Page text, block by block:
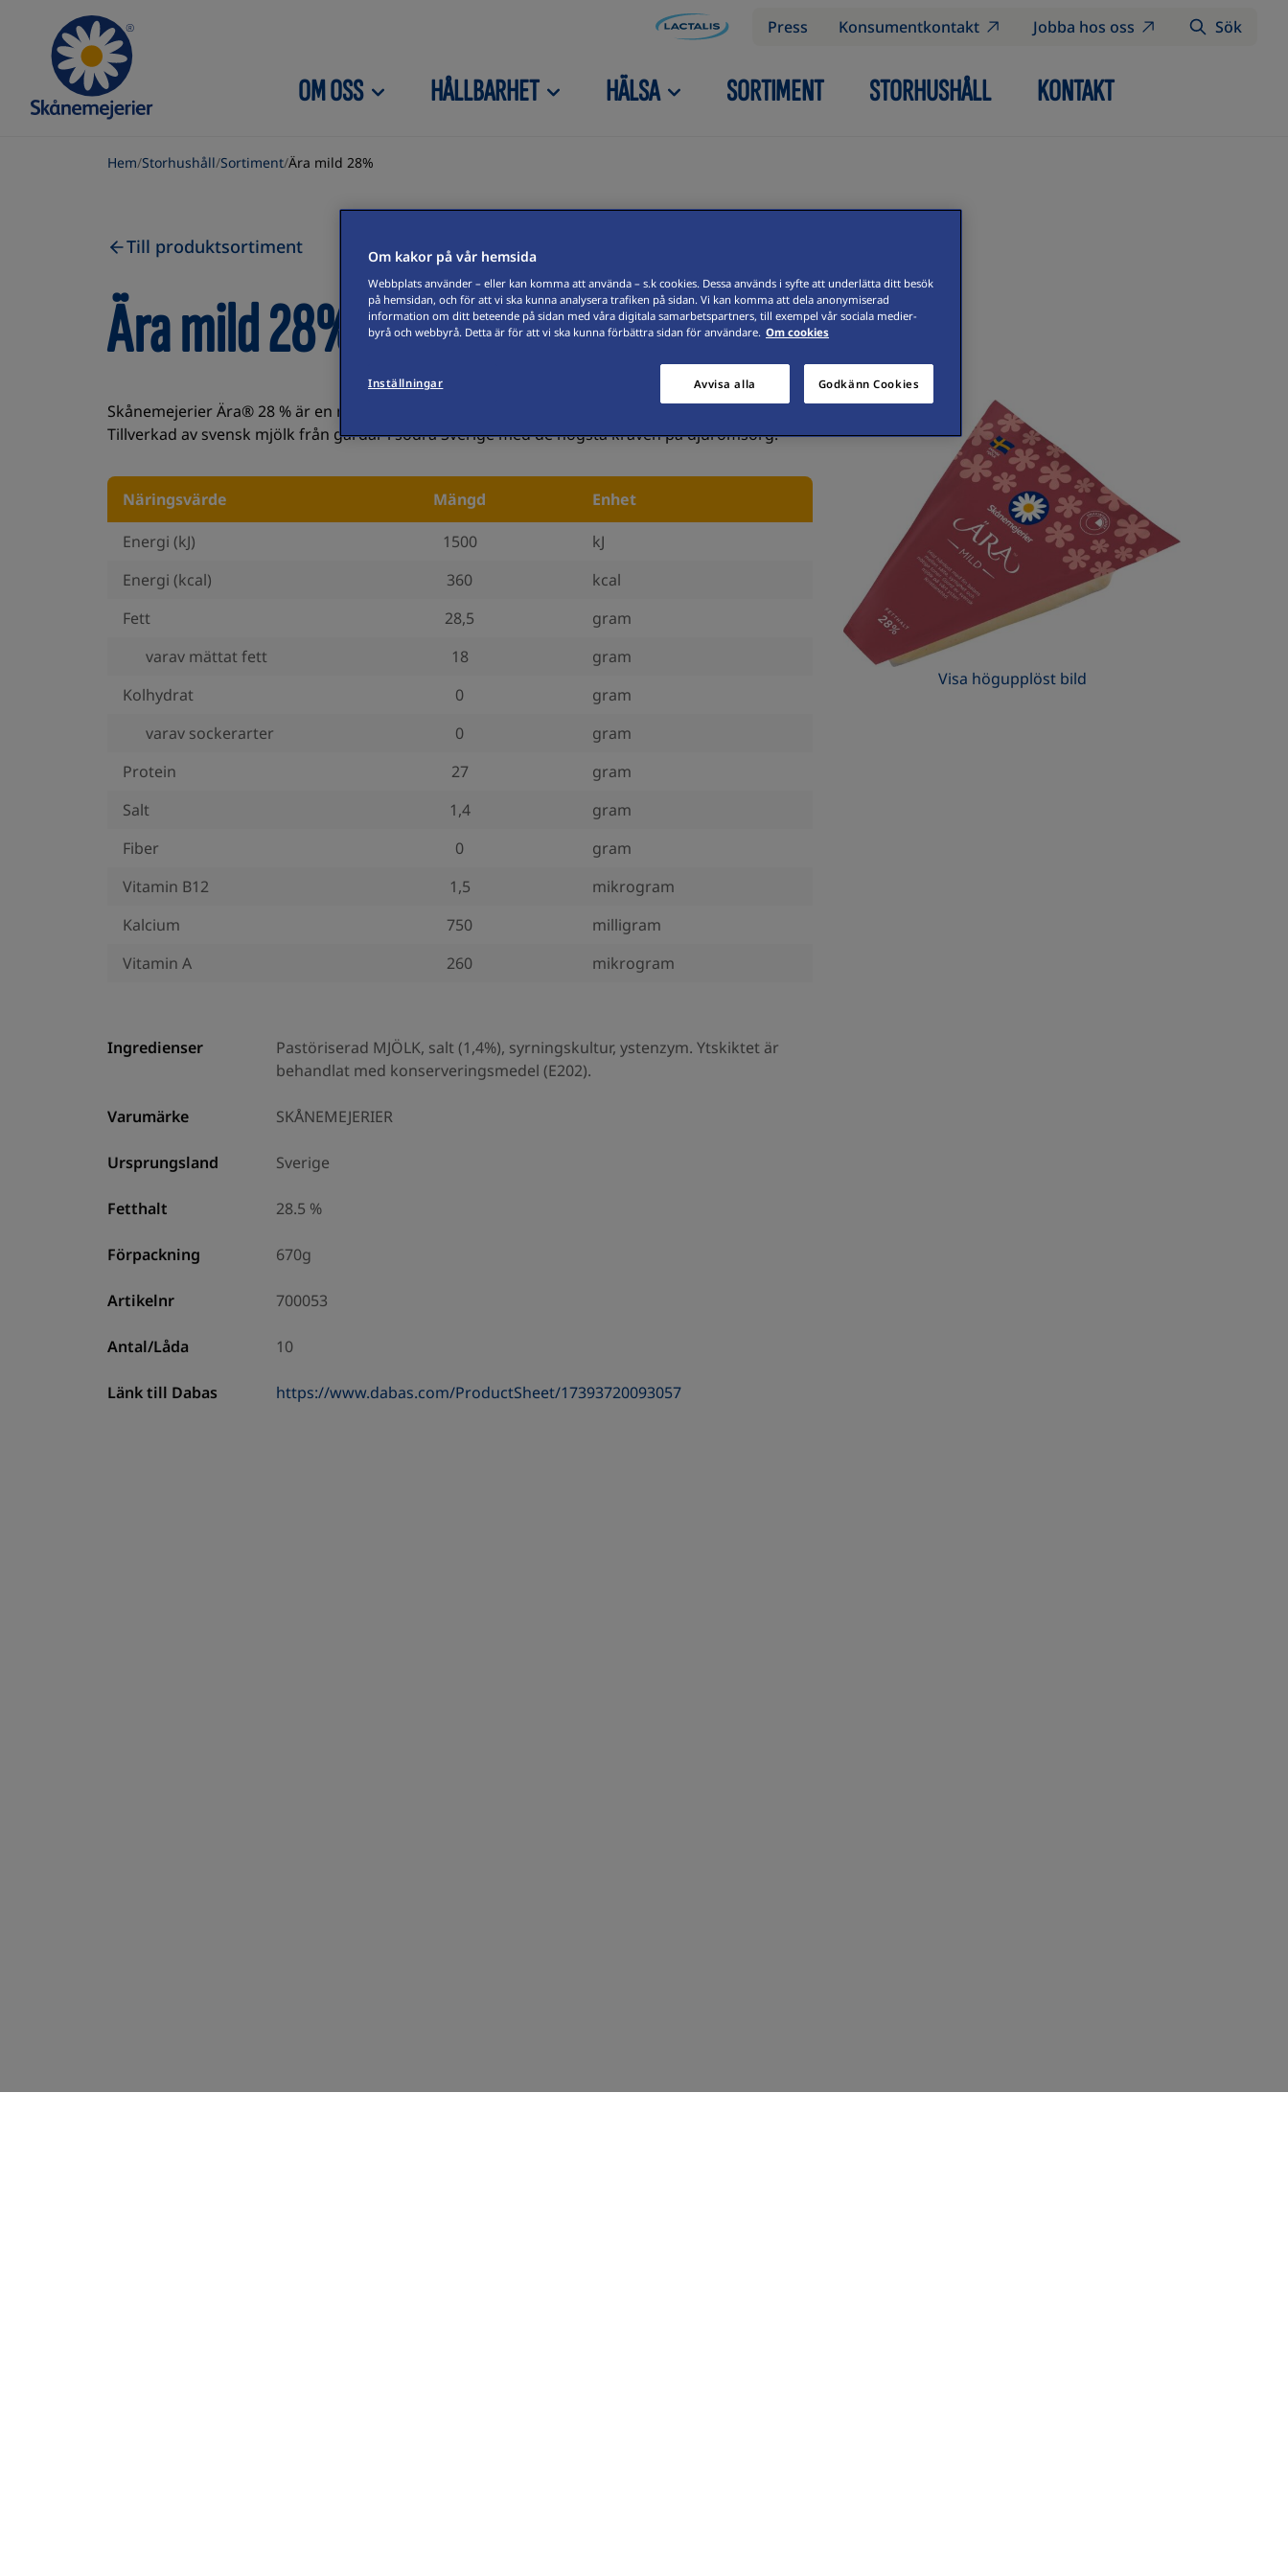
Skip to content
Press Konsumentkontakt Jobba hos oss Sök
OM OSS HÅLLBARHET HÄLSA SORTIMENT STORHUSHÅLL KONTAKT
Hem/Storhushåll/Sortiment/Ära mild 28%
Till produktsortiment
Ära mild 28%
Skånemejerier Ära® 28 % är en mild hårdost med ren och balanserad syrlighet och sälta.
Tillverkad av svensk mjölk från gårdar i södra Sverige med de högsta kraven på djuromsorg.
Näringsvärde Mängd
Enhet
Energi (kJ)
1500
kJ
Energi (kcal)
360
kcal
Fett
28,5
gram
varav mättat fett
18
gram
Kolhydrat
0
gram
varav sockerarter
0
gram
Protein
27
gram
Salt
1,4
gram
Fiber
0
gram
Vitamin B12
1,5
mikrogram
Kalcium
750
milligram
Vitamin A
260 mikrogram
Ingredienser
Pastöriserad MJÖLK, salt (1,4%), syrningskultur, ystenzym. Ytskiktet är
behandlat med konserveringsmedel (E202).
Varumärke SKÅNEMEJERIER
Ursprungsland Sverige
Fetthalt 28.5 %
Förpackning 670g
Artikelnr 700053
Antal/Låda 10
Länk till Dabas https://www.dabas.com/ProductSheet/17393720093057
Visa högupplöst bild
Om kakor på vår hemsida
Webbplats använder – eller kan komma att använda – s.k cookies. Dessa används i syfte att underlätta ditt besök
på hemsidan, och för att vi ska kunna analysera trafiken på sidan. Vi kan komma att dela anonymiserad
information om ditt beteende på sidan med våra digitala samarbetspartners, till exempel vår sociala medier-
byrå och webbyrå. Detta är för att vi ska kunna förbättra sidan för användare. Om cookies
Avvisa alla Godkänn Cookies
Inställningar